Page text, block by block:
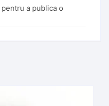
pentru a publica o